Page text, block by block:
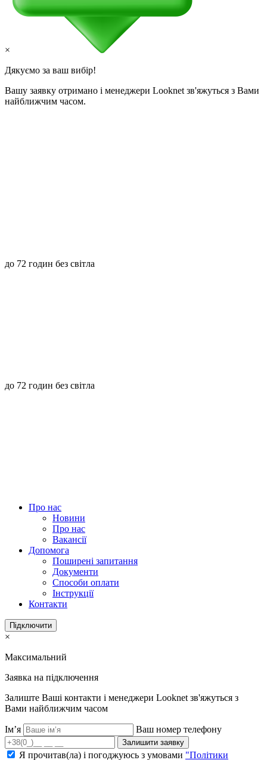
×
Дякуємо за ваш вибір!
Вашу заявку отримано і менеджери Looknet зв'яжуться з Вами
найближчим часом.
до 72 годин без світла
до 72 годин без світла
Про нас
Новини
Про нас
Вакансії
Допомога
Поширені запитання
Документи
Способи оплати
Інструкції
Контакти
Підключити
×
Максимальний
Заявка на підключення
Залиште Ваші контакти і менеджери Looknet зв'яжуться з
Вами найближчим часом
Ім’я Ваш номер телефону
Залишити заявку
Я прочитав(ла) і погоджуюсь з умовами "Політики